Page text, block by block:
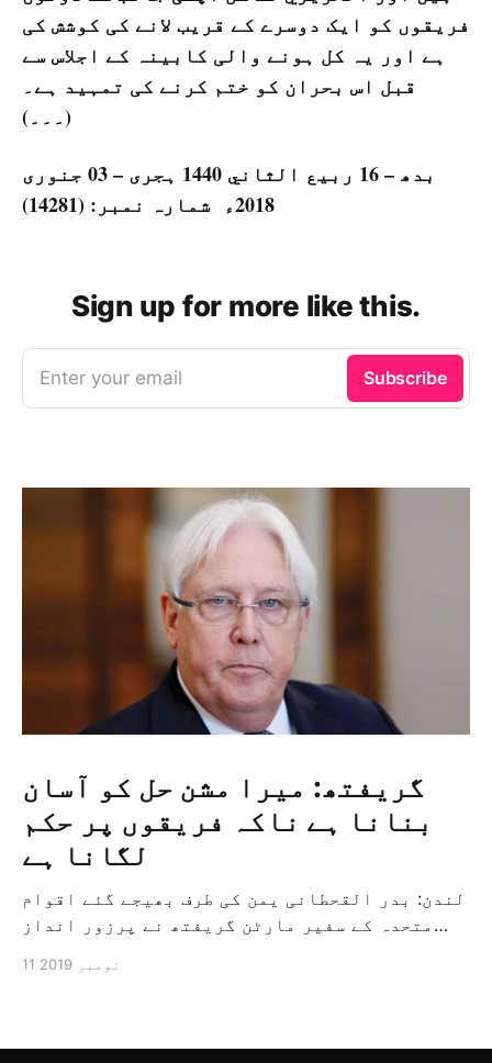
فریقوں کو ایک دوسرے کے قریب لانے کی کوشش کی
ہے اور یہ کل ہونے والی کابینہ کے اجلاس سے
قبل اس بحران کو ختم کرنے کی تمہید ہے۔
(۔۔۔)
بدھ – 16 ربيع الثاني 1440 ہجری – 03 جنوری
2018ء شمارہ نمبر: (14281)
Sign up for more like this.
Enter your email Subscribe
گریفتھ: میرا مشن حل کو آسان
بنانا ہے ناکہ فریقوں پر حکم
لگانا ہے
لندن: بدر القحطانی یمن کی طرف بھیجے گئے اقوام
متحدہ کے سفیر مارٹن گریفتھ نے پرزور انداز
ثالثی اور اس کشمکش کی حدبندی کرنے کے لئے ایک
11 نومبر 2019